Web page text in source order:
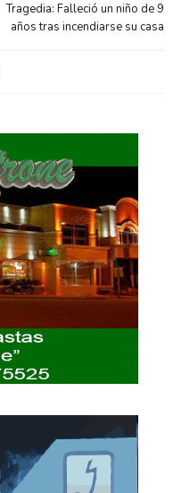
Tragedia: Falleció un niño de 9
años tras incendiarse su casa